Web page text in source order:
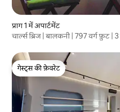
प्राग 1 में अपार्टमेंट
चार्ल्स ब्रिज | बालकनी | 797 वर्ग फ़ुट |
गेस्ट्स की फ़ेवरेट
गेस्ट्स की फ़ेवरेट